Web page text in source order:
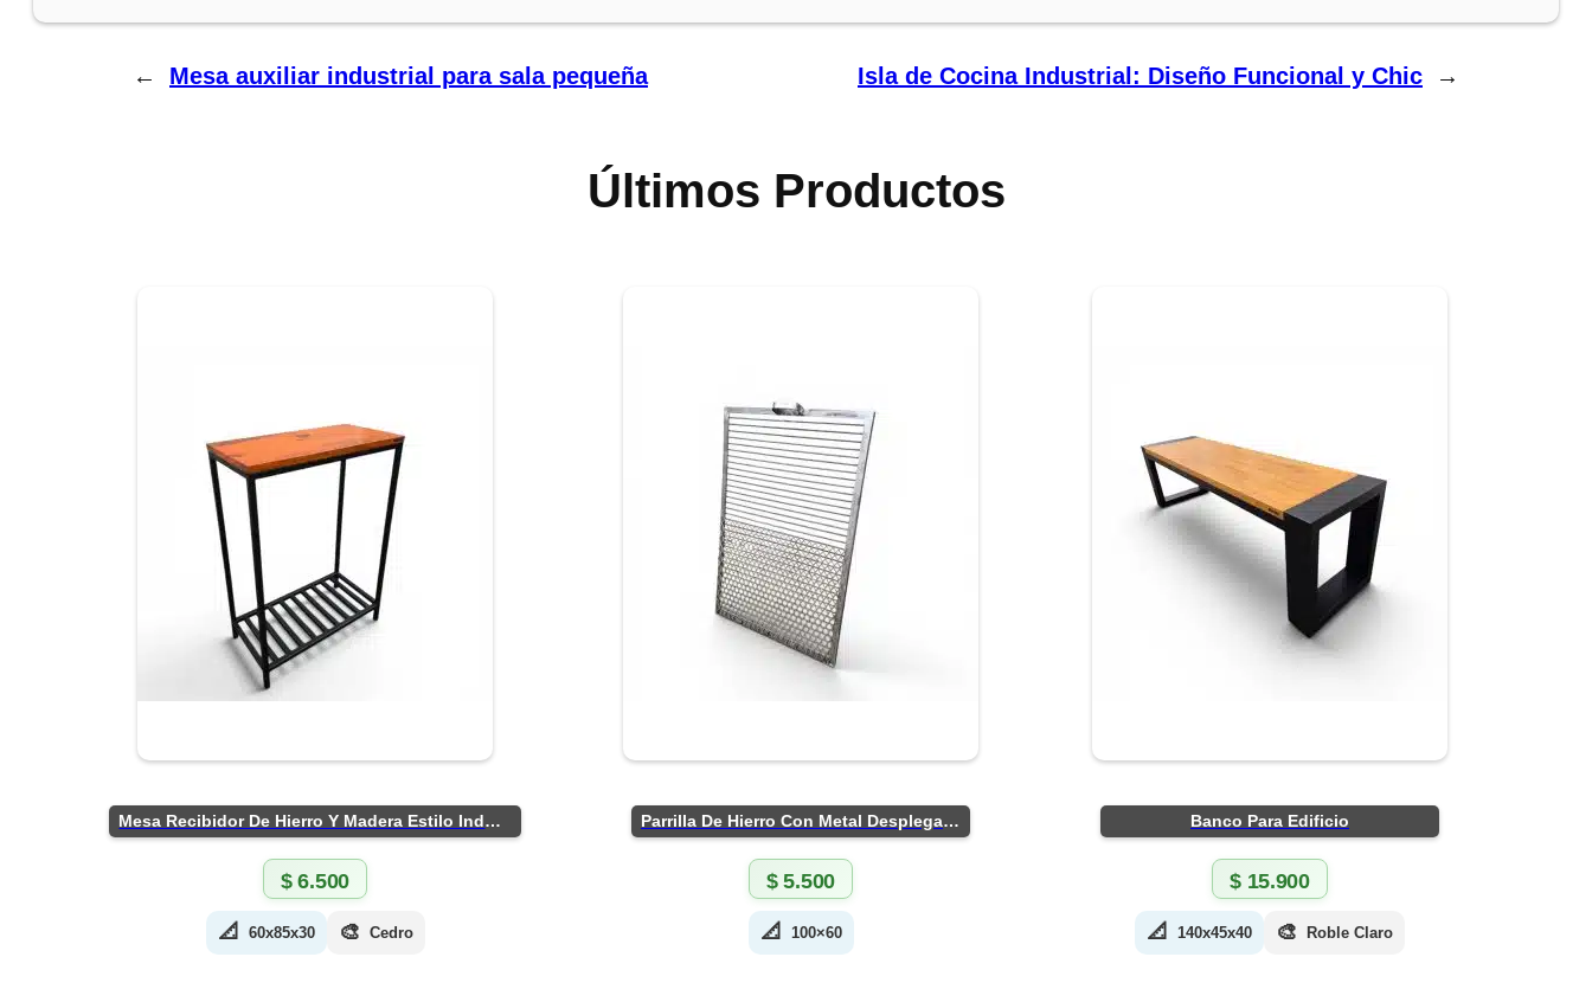
← Mesa auxiliar industrial para sala pequeña Isla de Cocina Industrial: Diseño Funcional y Chic →
Últimos Productos
Mesa Recibidor De Hierro Y Madera Estilo Industrial
$6.500
📐 60x85x30 🎨 Cedro
Parrilla De Hierro Con Metal Desplegado
$5.500
📐 100×60
Banco Para Edificio
$15.900
📐 140x45x40 🎨 Roble Claro